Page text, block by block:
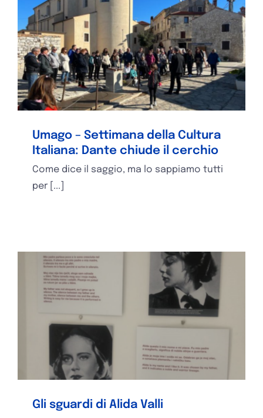
Umago – Settimana della Cultura
Italiana: Dante chiude il cerchio
Come dice il saggio, ma lo sappiamo tutti
per [...]
Gli sguardi di Alida Valli